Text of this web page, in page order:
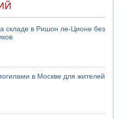
складе в Ришон ле-Ционе без
в Москве для жителей